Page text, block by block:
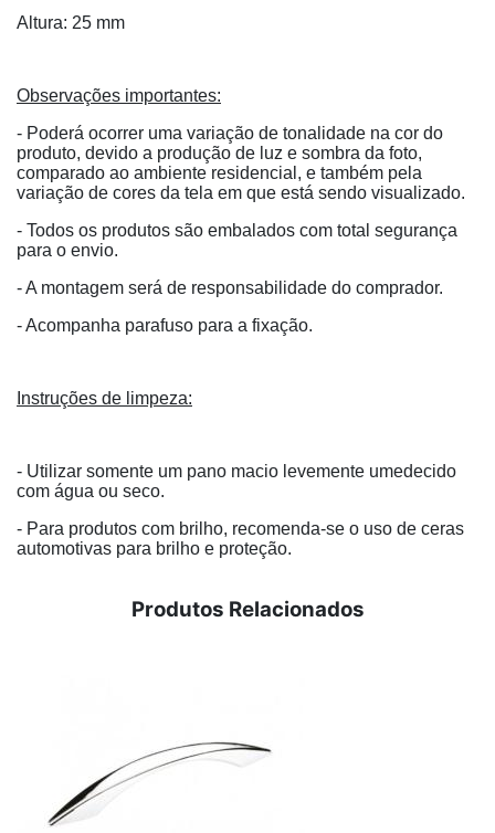
Altura: 25 mm
Observações importantes:
- Poderá ocorrer uma variação de tonalidade na cor do
produto, devido a produção de luz e sombra da foto,
comparado ao ambiente residencial, e também pela
variação de cores da tela em que está sendo visualizado.
- Todos os produtos são embalados com total segurança
para o envio.
- A montagem será de responsabilidade do comprador.
- Acompanha parafuso para a fixação.
Instruções de limpeza:
- Utilizar somente um pano macio levemente umedecido
com água ou seco.
- Para produtos com brilho, recomenda-se o uso de ceras
automotivas para brilho e proteção.
Produtos Relacionados